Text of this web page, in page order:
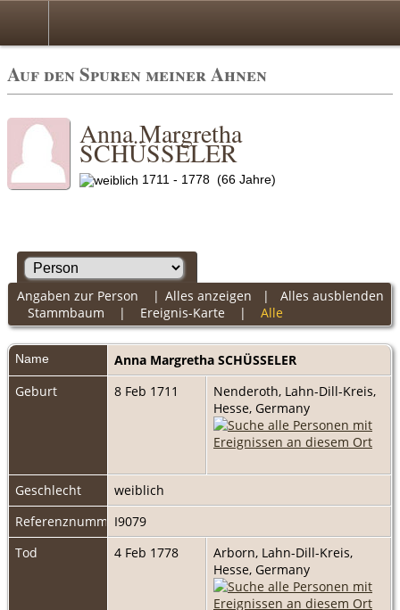
Auf den Spuren meiner Ahnen
Anna Margretha
SCHÜSSELER
1711 - 1778 (66 Jahre)
Alles anzeigen | Alles ausblenden
Angaben zur Person |
Stammbaum | Ereignis-Karte | Alle
Name Anna Margretha SCHÜSSELER
Geburt
8 Feb 1711
Nenderoth, Lahn-Dill-Kreis,
Hesse, Germany
Geschlecht
weiblich
ReferenznummerI9079
Tod
4 Feb 1778
Arborn, Lahn-Dill-Kreis,
Hesse, Germany